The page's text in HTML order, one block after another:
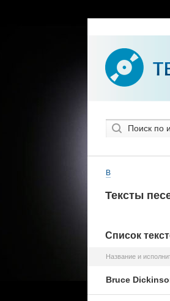
B
Тексты
Список
Название и
Bruce